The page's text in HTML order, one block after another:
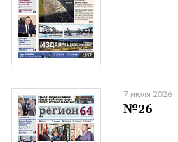
7 июля 2026
№26